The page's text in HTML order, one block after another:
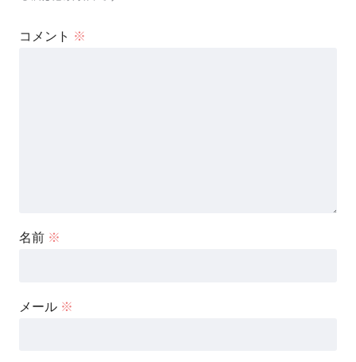
コメント ※
名前 ※
メール ※